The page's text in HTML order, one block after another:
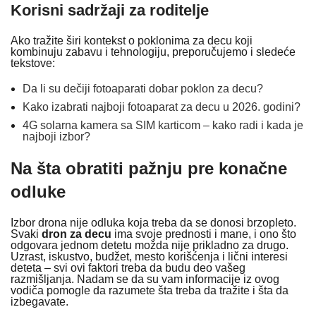
Korisni sadržaji za roditelje
Ako tražite širi kontekst o poklonima za decu koji
kombinuju zabavu i tehnologiju, preporučujemo i sledeće
tekstove:
Da li su dečiji fotoaparati dobar poklon za decu?
Kako izabrati najboji fotoaparat za decu u 2026. godini?
4G solarna kamera sa SIM karticom – kako radi i kada je
najboji izbor?
Na šta obratiti pažnju pre konačne
odluke
Izbor drona nije odluka koja treba da se donosi brzopleto.
Svaki dron za decu ima svoje prednosti i mane, i ono što
odgovara jednom detetu možda nije prikladno za drugo.
Uzrast, iskustvo, budžet, mesto korišćenja i lični interesi
deteta – svi ovi faktori treba da budu deo vašeg
razmišljanja. Nadam se da su vam informacije iz ovog
vodiča pomogle da razumete šta treba da tražite i šta da
izbegavate.